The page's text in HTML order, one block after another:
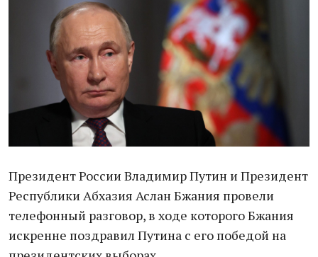
Президент России Владимир Путин и Президент
Республики Абхазия Аслан Бжания провели
телефонный разговор, в ходе которого Бжания
искренне поздравил Путина с его победой на